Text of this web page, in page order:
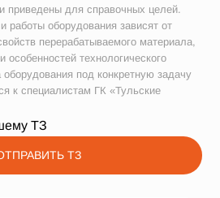
приведены для справочных целей.
работы оборудования зависят от
перерабатываемого материала,
особенностей технологического
под конкретную задачу
к специалистам ГК «Тульские
ТЗ
ТЗ